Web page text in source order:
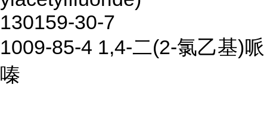
130159-30-7
1009-85-4 1,4-二(2-氯乙基)哌
嗪